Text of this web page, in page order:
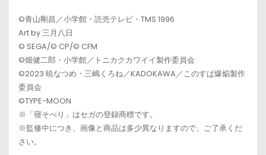
©青山剛昌／小学館・読売テレビ・TMS 1996
Art by 三月八日
© SEGA/© CP/© CFM
©畑健二郎・小学館／トニカクカワイイ製作委員会
©2023 暁なつめ・三嶋くろね／KADOKAWA／このすば爆焔製作
委員会
©TYPE-MOON
※「寝そべり」はセガの登録商標です。
※監修中につき、画像と商品は多少異なりますので、ご了承くだ
さい。